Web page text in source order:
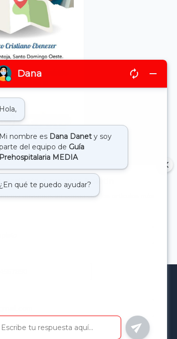
a nuestro boletin
enviamos un correo con los artículos más